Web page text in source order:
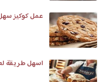
عمل كوكيز
اسهل طريقة